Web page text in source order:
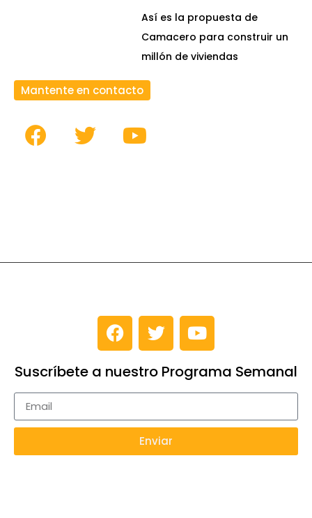
Así es la propuesta de
Camacero para construir un
millón de viviendas
Mantente en contacto
Suscríbete a nuestro Programa Semanal
Enviar